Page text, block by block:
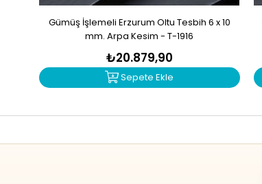
Gümüş İşlemeli Erzurum Oltu Tesbih 6 x 10
mm. Arpa Kesim - T-1916
₺20.879,90
Sepete Ekle